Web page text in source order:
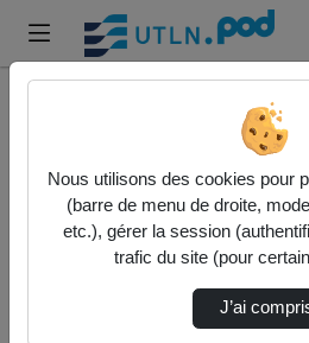
34 vidéos
Audio Vidéo
Nous utilisons des cookies pour
(barre de menu de droite,
etc.), gérer la session
trafic du site (pour
J’ai